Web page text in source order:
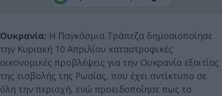
Ουκρανία: Η Παγκόσμια Τράπεζα δημοσιοποίησε
την Κυριακή 10 Απριλίου καταστροφικές
οικονομικές προβλέψεις για την Ουκρανία εξαιτίας
της εισβολής της Ρωσίας, που έχει αντίκτυπο σε
όλη την περιοχή, ενώ προειδοποίησε πως το